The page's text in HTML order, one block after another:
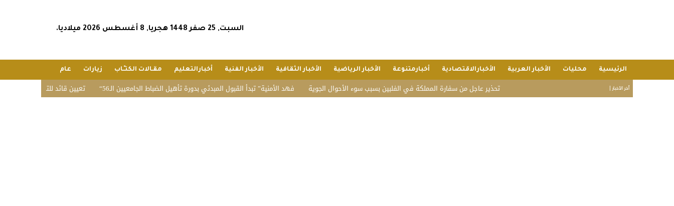
السبت, 25 صفر 1448 هجريا, 8 أغسطس 2026 ميلاديا.
الرئيسية محليات الأخبار العربية الأخبارالاقتصادية أخبارمتنوعة الأخبار الرياضية الأخبار الثقافية الأخبار الفنية أخبارالتعليم مقـالات الكتـّـاب زيارات عام
أخر الأخبار | تعيين قائد للتحالف البحري الدفاعي “فهد الأمنية” تبدأ القبول المبدئي بدورة تأهيل الضباط الجامعيين الـ56 تحذير عاجل من سفارة المملكة في الفلبين بسبب سوء الأحوال الجوية